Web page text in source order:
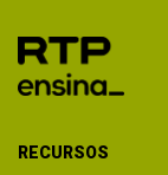
RECURSOS